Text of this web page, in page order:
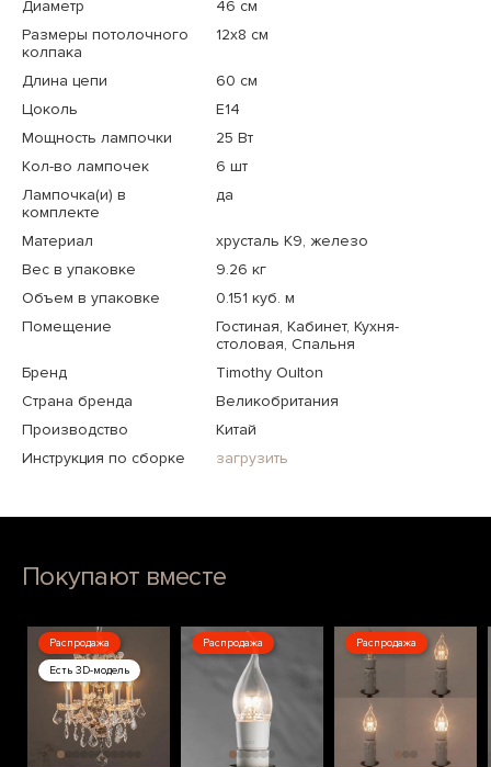
Диаметр
46 см
Размеры потолочного
колпака
12x8 см
Длина цепи
60 см
Цоколь
E14
Мощность лампочки
25 Вт
Кол-во лампочек
6 шт
Лампочка(и) в
комплекте
да
Материал
хрусталь К9, железо
Вес в упаковке
9.26 кг
Объем в упаковке
0.151 куб. м
Помещение
Гостиная, Кабинет, Кухня-
столовая, Спальня
Бренд
Timothy Oulton
Страна бренда
Великобритания
Производство
Китай
Инструкция по сборке
загрузить
Покупают вместе
Распродажа
Есть 3D-модель
Распродажа Распродажа